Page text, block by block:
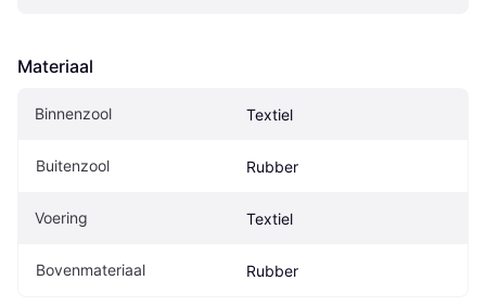
Materiaal
Binnenzool Textiel
Buitenzool Rubber
Voering Textiel
Bovenmateriaal Rubber